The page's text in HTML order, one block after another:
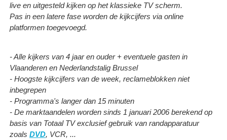
live en uitgesteld kijken op het klassieke TV scherm.
Pas in een latere fase worden de kijkcijfers via online
platformen toegevoegd.
- Alle kijkers van 4 jaar en ouder + eventuele gasten in
Vlaanderen en Nederlandstalig Brussel
- Hoogste kijkcijfers van de week, reclameblokken niet
inbegrepen
- Programma's langer dan 15 minuten
- De marktaandelen worden sinds 1 januari 2006 berekend op
basis van Totaal TV exclusief gebruik van randapparatuur
zoals DVD, VCR, ...